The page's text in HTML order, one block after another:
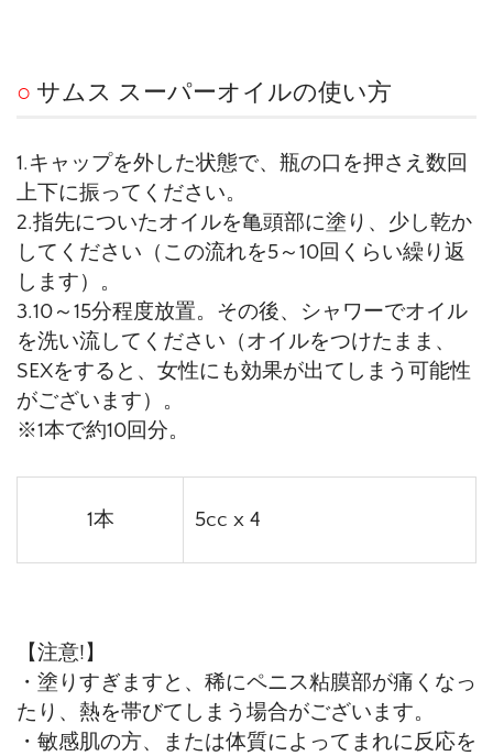
○ サムス スーパーオイルの使い方
1.キャップを外した状態で、瓶の口を押さえ数回
上下に振ってください。
2.指先についたオイルを亀頭部に塗り、少し乾か
してください（この流れを5～10回くらい繰り返
します）。
3.10～15分程度放置。その後、シャワーでオイル
を洗い流してください（オイルをつけたまま、
SEXをすると、女性にも効果が出てしまう可能性
がございます）。
※1本で約10回分。
1本 5cc x 4
【注意!】
・塗りすぎますと、稀にペニス粘膜部が痛くなっ
たり、熱を帯びてしまう場合がございます。
・敏感肌の方、または体質によってまれに反応を